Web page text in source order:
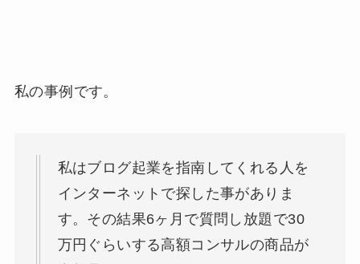
私の事例です。
私はブログ起業を指南してくれる人を
インターネットで探した事がありま
す。その結果6ヶ月で質問し放題で30
万円ぐらいする高額コンサルの商品が